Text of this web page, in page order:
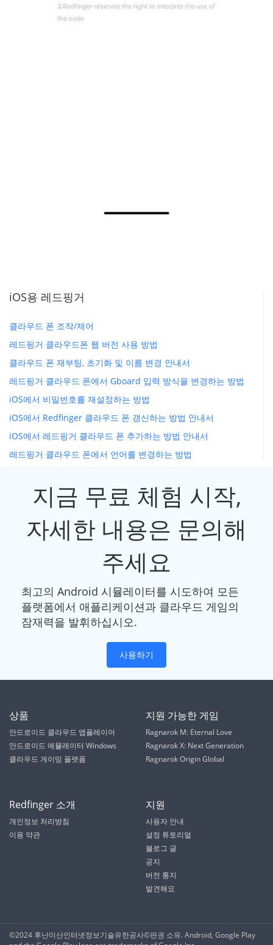
iOS용 레드핑거
클라우드 폰 조작/제어
레드핑거 클라우드폰 웹 버전 사용 방법
클라우드 폰 재부팅, 초기화 및 이름 변경 안내서
레드핑거 클라우드 폰에서 Gboard 입력 방식을 변경하는 방법
iOS에서 비밀번호를 재설정하는 방법
iOS에서 Redfinger 클라우드 폰 갱신하는 방법 안내서
iOS에서 레드핑거 클라우드 폰 추가하는 방법 안내서
레드핑거 클라우드 폰에서 언어를 변경하는 방법
지금 무료 체험 시작,
자세한 내용은 문의해
주세요
최고의 Android 시뮬레이터를 시도하여 모든
플랫폼에서 애플리케이션과 클라우드 게임의
잠재력을 발휘하십시오.
사용하기
상품
안드로이드 클라우드 앱플레이어
안드로이드 에뮬레이터 Windows
클라우드 게이밍 플랫폼
지원 가능한 게임
Ragnarok M: Eternal Love
Ragnarok X: Next Generation
Ragnarok Origin Global
Redfinger 소개
개인정보 처리방침
이용 약관
지원
사용자 안내
설정 튜토리얼
블로그 글
공지
버전 통지
발견해요
©2024 후난미산인터넷정보기술유한공사©️판권 소유. Android, Google Play